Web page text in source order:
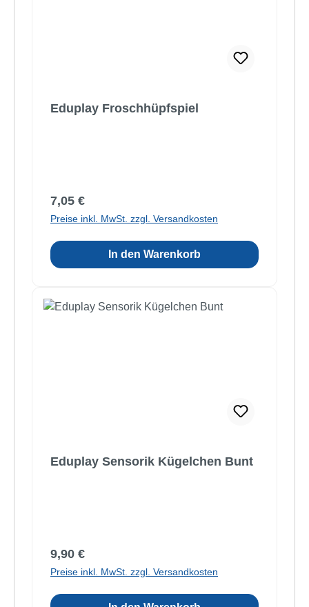
Eduplay Froschhüpfspiel
Regulärer Preis:
7,05 €
Preise inkl. MwSt. zzgl. Versandkosten
In den Warenkorb
Eduplay Sensorik Kügelchen Bunt
Regulärer Preis:
9,90 €
Preise inkl. MwSt. zzgl. Versandkosten